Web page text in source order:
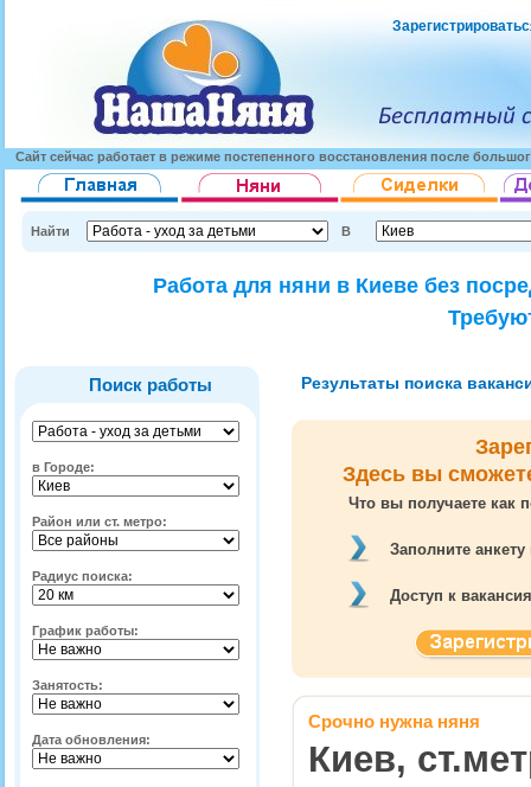
Сайт сейчас работает в режиме постепенного восстановления после
Найти В
Работа для няни в Киеве без
Поиск работы
в Городе:
Район или ст. метро:
Радиус поиска:
График работы:
Занятость:
Дата обновления:
Результаты поиска
Здесь вы
Что вы получаете как
Заполните
Доступ к
Срочно нужна няня
Киев,